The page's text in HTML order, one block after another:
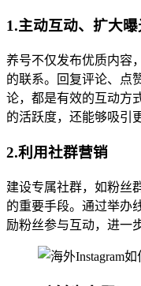
1.主动互动、扩大曝
养号不仅发布优质内容
的联系。回复评论、点
论，都是有效的互动方
的活跃度，还能够吸引
2.利用社群营销
建设专属社群，如粉丝
的重要手段。通过举办
励粉丝参与互动，进一